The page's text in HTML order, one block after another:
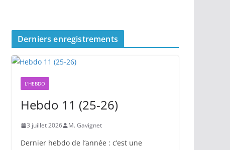
Derniers enregistrements
L'HEBDO
Hebdo 11 (25-26)
3 juillet 2026 M. Gavignet
Dernier hebdo de l’année : c’est une